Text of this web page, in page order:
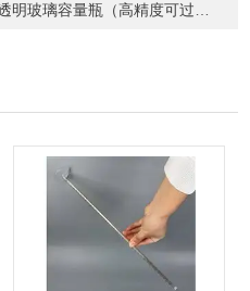
玻璃容量瓶（高精度可过检）